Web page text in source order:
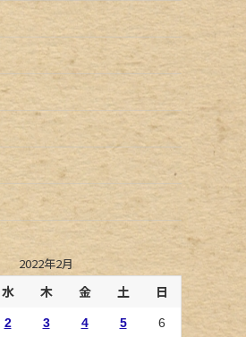
2022年2月
水 木 金 土 日
2 3 4 5 6